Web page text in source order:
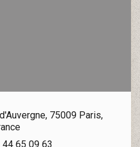
75009 Paris,
65 09 63